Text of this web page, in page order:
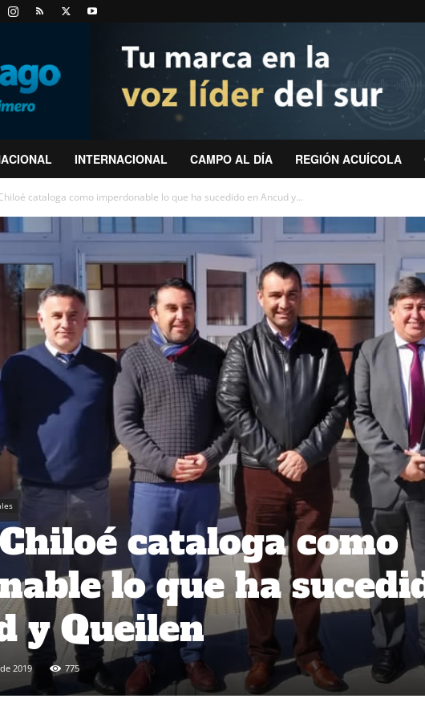
INTERNACIONAL CAMPO AL DÍA REGIÓN ACUÍCOLA
cataloga como imperdonable lo que ha sucedido en Ancud y...
cataloga como
lo que ha
y Queilen
2019 775